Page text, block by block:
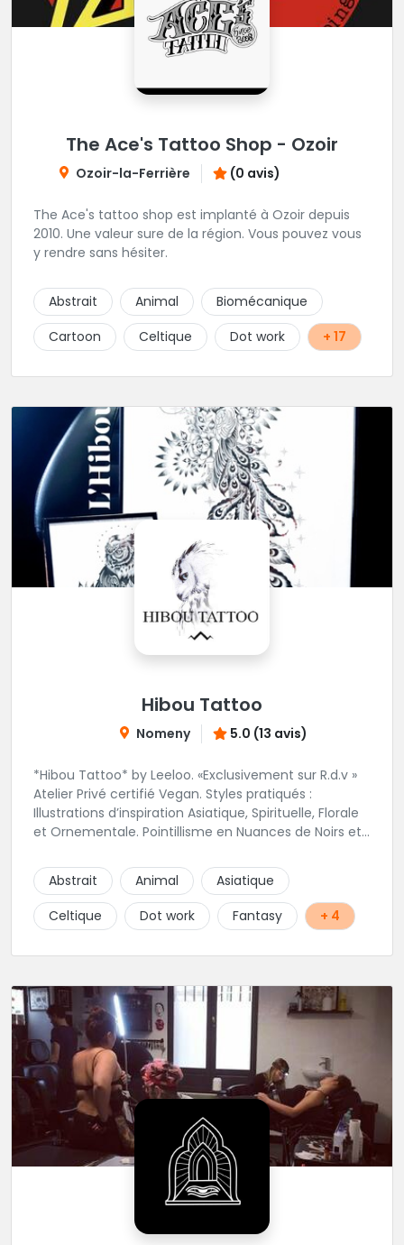
The Ace's Tattoo Shop - Ozoir
Ozoir-la-Ferrière (0 avis)
The Ace's tattoo shop est implanté à Ozoir depuis
2010. Une valeur sure de la région. Vous pouvez vous
y rendre sans hésiter.
Abstrait Animal
Biomécanique
Cartoon
Celtique Dot work + 17
Hibou Tattoo
Nomeny 5.0 (13 avis)
*Hibou Tattoo* by Leeloo. «Exclusivement sur R.d.v »
Atelier Privé certifié Vegan. Styles pratiqués :
Illustrations d’inspiration Asiatique, Spirituelle, Florale
et Ornementale. Pointillisme en Nuances de Noirs et
de l’Atelier :
https://www.facebook.com/HibouTattoos
Abstrait Animal
Asiatique
Celtique
Dot work Fantasy + 4